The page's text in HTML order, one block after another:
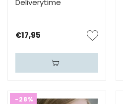
Deliverytime
€17,95
-28%